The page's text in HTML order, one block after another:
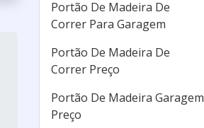
Portão De Madeira De
Correr Para Garagem
Portão De Madeira De
Correr Preço
Portão De Madeira Garagem
Preço